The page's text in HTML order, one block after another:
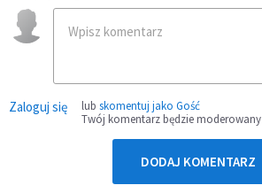
Zaloguj się lub skomentuj jako Gość
Twój komentarz będzie moderowany
DODAJ KOMENTARZ